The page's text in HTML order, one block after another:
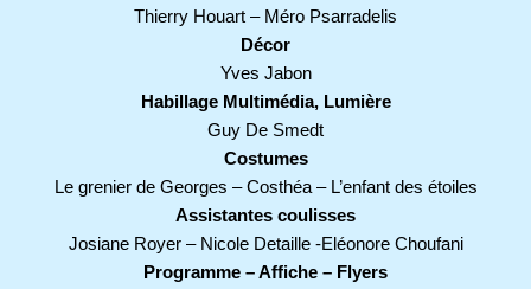
Thierry Houart – Méro Psarradelis
Décor
Yves Jabon
Habillage Multimédia, Lumière
Guy De Smedt
Costumes
Le grenier de Georges – Costhéa – L’enfant des étoiles
Assistantes coulisses
Josiane Royer – Nicole Detaille -Eléonore Choufani
Programme – Affiche – Flyers